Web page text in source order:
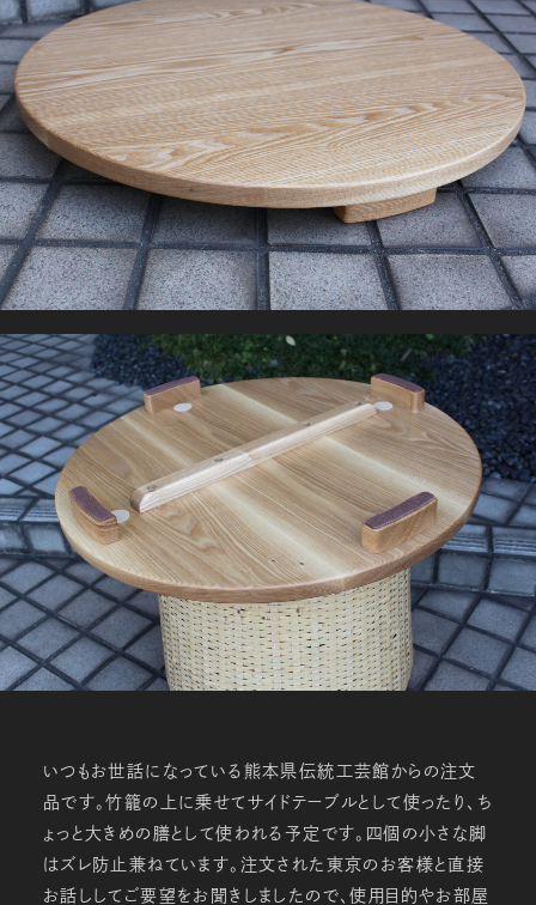
いつもお世話になっている熊本県伝統工芸館からの注文
品です。竹籠の上に乗せてサイドテーブルとして使ったり、ち
ょっと大きめの膳として使われる予定です。四個の小さな脚
はズレ防止兼ねています。注文された東京のお客様と直接
お話ししてご要望をお聞きしましたので、使用目的やお部屋